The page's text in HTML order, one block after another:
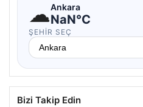
☁Ankara
NaN°C
ŞEHIR SEÇ
Bizi Takip Edin